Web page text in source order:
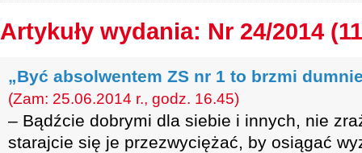
Artykuły wydania: Nr 24/2014
„Być absolwentem ZS nr 1 to brzmi
(Zam: 25.06.2014 r., godz. 16.45)
– Bądźcie dobrymi dla siebie i innych, nie
starajcie się je przezwyciężać, by osiągać